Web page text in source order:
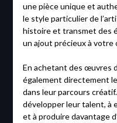
une pièce unique et
le style particulier de
histoire et transmet des
un ajout précieux à votre
En achetant des œuvres
également directement
dans leur parcours
développer leur talent, à
et à produire davantage